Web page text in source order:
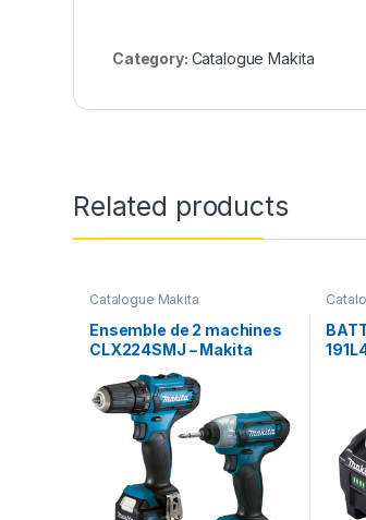
Category: Catalogue Makita
Related products
Catalogue Makita
Ensemble de 2 machines
CLX224SMJ – Makita